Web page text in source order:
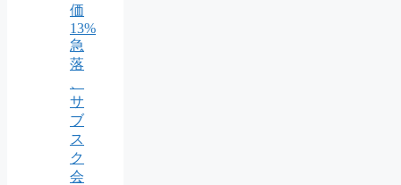
価
13%
急
落
サ
ブ
ス
ク
会